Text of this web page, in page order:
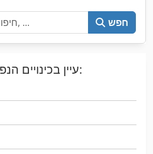
חפש
עיין בכינויים הנפוצים ביותר למכונות: